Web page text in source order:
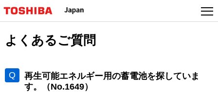
よくあるご質問
再生可能エネルギー用の蓄電池を探していま
す。
（No.1649）